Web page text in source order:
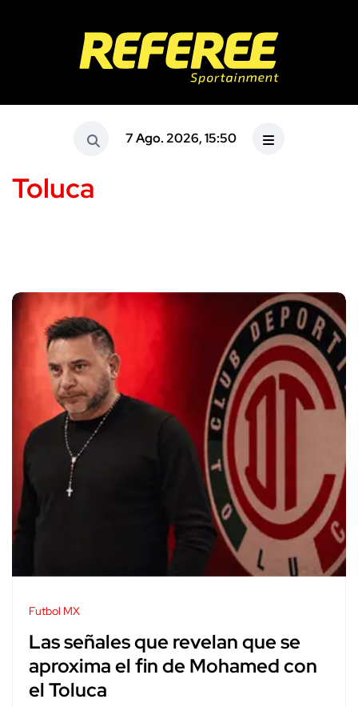
7 Ago. 2026, 15:50
Toluca
Futbol MX
Las señales que revelan que se
aproxima el fin de Mohamed con
el Toluca